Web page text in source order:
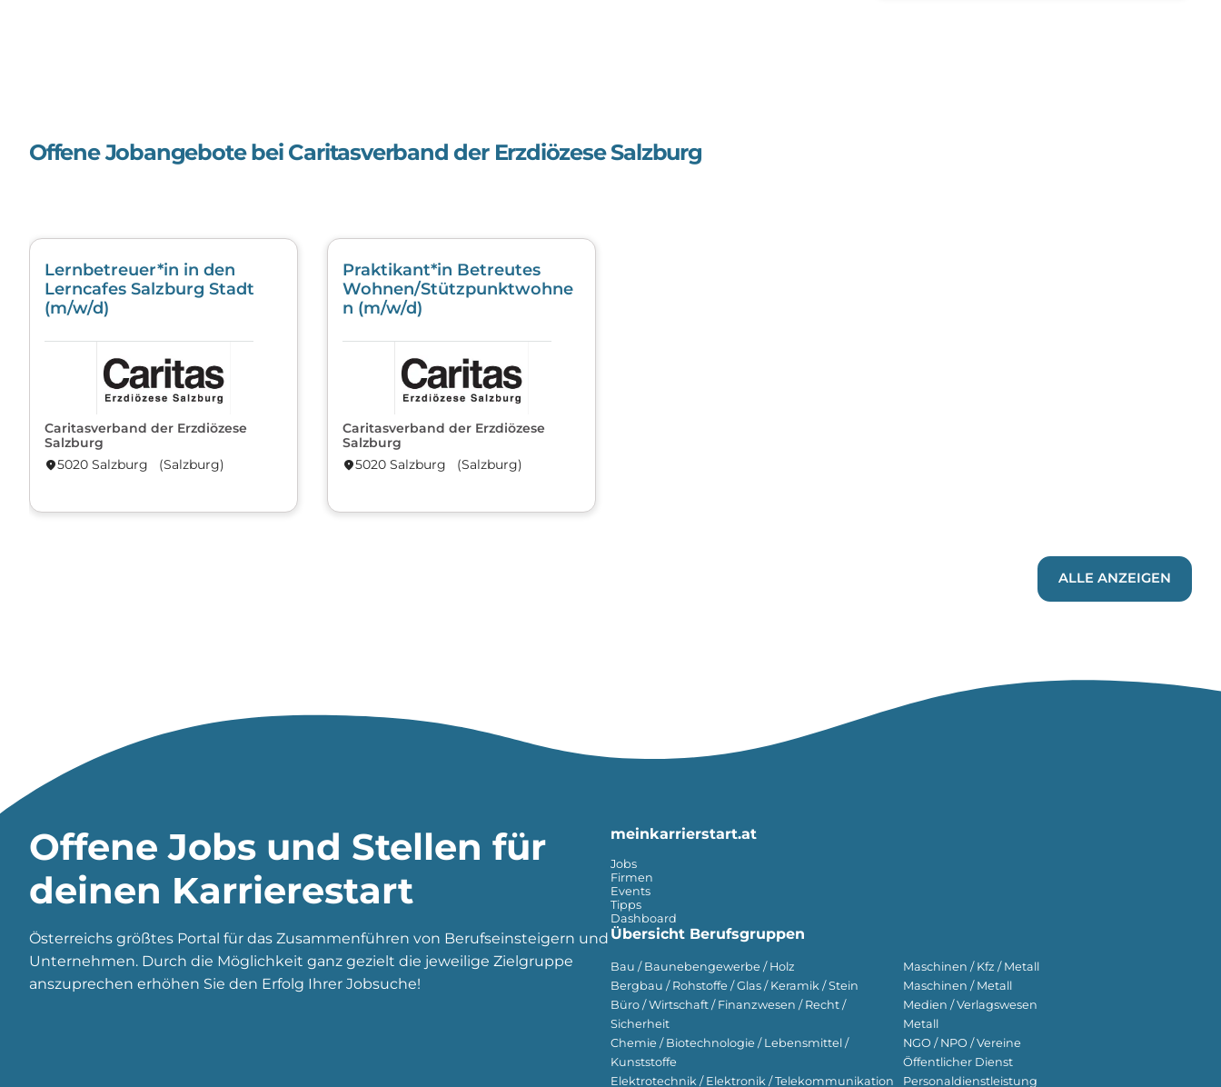
Offene Jobangebote bei Caritasverband der Erzdiözese Salzburg
Caritasverband der Erzdiözese
Salzburg
location_on5020 Salzburg (Salzburg)
Lernbetreuer*in in den
Lerncafes Salzburg Stadt
(m/w/d)
Caritasverband der Erzdiözese
Salzburg
location_on5020 Salzburg (Salzburg)
Praktikant*in Betreutes
Wohnen/Stützpunktwohne
n (m/w/d)
ALLE ANZEIGEN
Offene Jobs und Stellen für
deinen Karrierestart
Österreichs größtes Portal für das Zusammenführen von Berufseinsteigern und
Unternehmen. Durch die Möglichkeit ganz gezielt die jeweilige Zielgruppe
anszuprechen erhöhen Sie den Erfolg Ihrer Jobsuche!
meinkarrierstart.at
Jobs
Firmen
Events
Tipps
Dashboard
Übersicht Berufsgruppen
Bau / Baunebengewerbe / Holz
Bergbau / Rohstoffe / Glas / Keramik / Stein
Büro / Wirtschaft / Finanzwesen / Recht /
Sicherheit
Chemie / Biotechnologie / Lebensmittel /
Kunststoffe
Elektrotechnik / Elektronik / Telekommunikation
Maschinen / Kfz / Metall
Maschinen / Metall
Medien / Verlagswesen
Metall
NGO / NPO / Vereine
Öffentlicher Dienst
Personaldienstleistung